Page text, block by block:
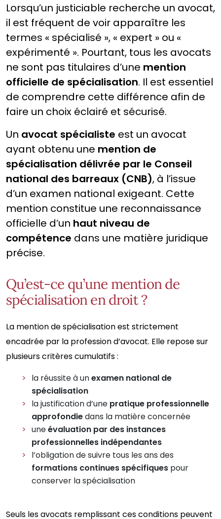
Lorsqu’un justiciable recherche un avocat,
il est fréquent de voir apparaître les
termes « spécialisé », « expert » ou «
expérimenté ». Pourtant, tous les avocats
ne sont pas titulaires d’une mention
officielle de spécialisation. Il est essentiel
de comprendre cette différence afin de
faire un choix éclairé et sécurisé.
Un avocat spécialiste est un avocat
ayant obtenu une mention de
spécialisation délivrée par le Conseil
national des barreaux (CNB), à l’issue
d’un examen national exigeant. Cette
mention constitue une reconnaissance
officielle d’un haut niveau de
compétence dans une matière juridique
précise.
Qu’est-ce qu’une mention de
spécialisation en droit ?
La mention de spécialisation est strictement
encadrée par la profession d’avocat. Elle repose sur
plusieurs critères cumulatifs :
la réussite à unexamen national de
spécialisation
la justification d’une pratique professionnelle
approfondiedans la matière concernée
uneévaluation par des instances
professionnelles indépendantes
l’obligation de suivre tous les ans des
formations continues spécifiques pour
conserver la spécialisation
Seuls les avocats remplissant ces conditions peuvent